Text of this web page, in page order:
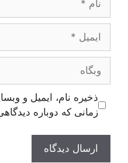
ایمیل
وبگاه
ذخیره نام، ایمیل و
زمانی که دوباره